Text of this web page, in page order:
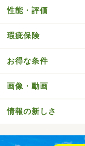
性能・評価
瑕疵保険
お得な条件
画像・動画
情報の新しさ